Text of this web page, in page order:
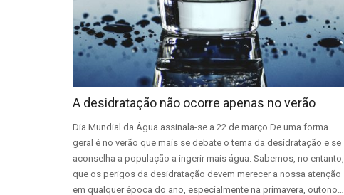
A desidratação não ocorre apenas no verão
Dia Mundial da Água assinala-se a 22 de março De uma forma
geral é no verão que mais se debate o tema da desidratação e se
aconselha a população a ingerir mais água. Sabemos, no entanto,
que os perigos da desidratação devem merecer a nossa atenção
em qualquer época do ano, especialmente na primavera, outono…